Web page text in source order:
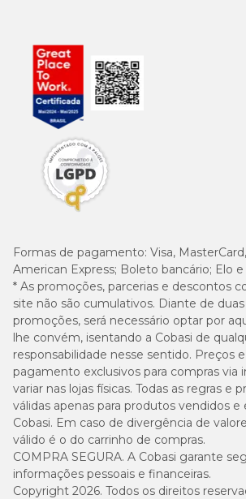
Formas de pagamento: Visa,
American Express; Boleto bancário; Elo
* As promoções, parcerias e descontos
site não são cumulativos. Diante de
promoções, será necessário optar por
lhe convém, isentando a Cobasi de
responsabilidade nesse sentido. Preços
pagamento exclusivos para compras via
variar nas lojas físicas. Todas as regras e
válidas apenas para produtos vendidos
Cobasi. Em caso de divergência de
válido é o do carrinho de compras.
COMPRA SEGURA. A Cobasi garante
informações pessoais e financeiras.
Copyright 2026. Todos os direitos